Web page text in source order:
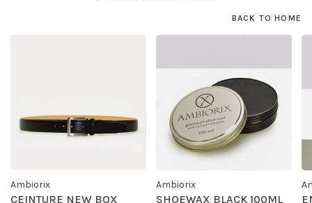
BACK TO HOME
Ambiorix
CEINTURE NEW BOX
Ambiorix
SHOEWAX BLACK 100ML